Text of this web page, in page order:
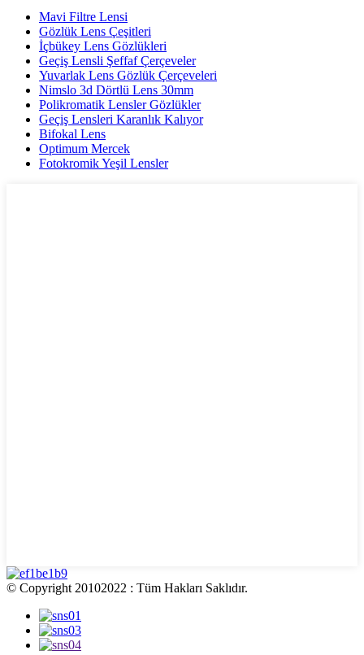
Mavi Filtre Lensi
Gözlük Lens Çeşitleri
İçbükey Lens Gözlükleri
Geçiş Lensli Şeffaf Çerçeveler
Yuvarlak Lens Gözlük Çerçeveleri
Nimslo 3d Dörtlü Lens 30mm
Polikromatik Lensler Gözlükler
Geçiş Lensleri Karanlık Kalıyor
Bifokal Lens
Optimum Mercek
Fotokromik Yeşil Lensler
© Copyright 20102022 : Tüm Hakları Saklıdır.